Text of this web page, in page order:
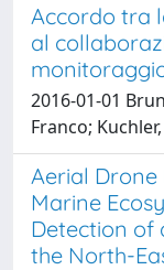
Accordo tra
al
2016-01-01
Franco;
Aerial
Marine
Detection of
the North-